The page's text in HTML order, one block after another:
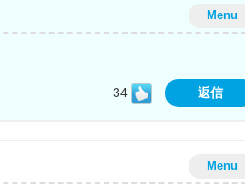
Menu
34 返信
Menu